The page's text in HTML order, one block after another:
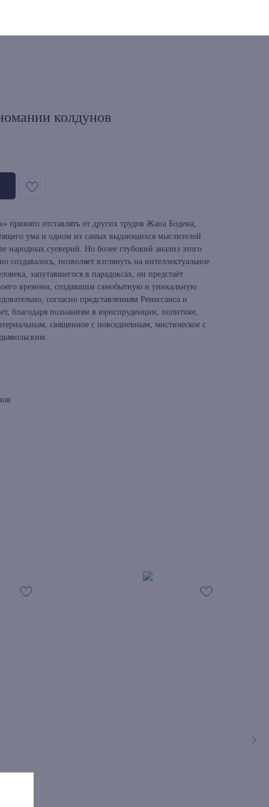
колдунов
принято отставлять от других трудов Жана Бодена,
ума и одном из самых выдающихся мыслителей
народных суеверий. Но более глубокий анализ этого
создавалось, позволяет взглянуть на интеллектуальное
запутавшегося в парадоксах, он предстаёт
времени, создавшим самобытную и уникальную
согласно представлениям Ренессанса и
благодаря познаниям в юриспруденции, политике,
священное с повседневным, мистическое с